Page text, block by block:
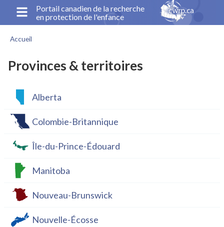
principal
Portail canadien de la recherche
en protection de l'enfance
d'Ariane
Accueil
Provinces & territoires
Alberta
Colombie-Britannique
Île-du-Prince-Édouard
Manitoba
Nouveau-Brunswick
Nouvelle-Écosse